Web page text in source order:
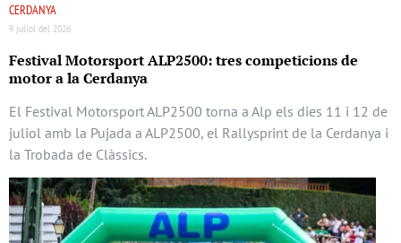
CERDANYA
9 juliol del 2026
Festival Motorsport ALP2500: tres competicions de
motor a la Cerdanya
El Festival Motorsport ALP2500 torna a Alp els dies 11 i 12 de
juliol amb la Pujada a ALP2500, el Rallysprint de la Cerdanya i
la Trobada de Clàssics.